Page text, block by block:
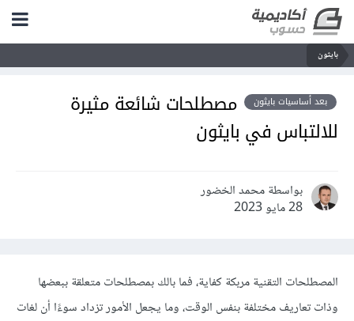
بايثون
بعد أساسيات بايثون
مصطلحات شائعة مثيرة
للالتباس في بايثون
بواسطة محمد الخضور
28 مايو 2023
المصطلحات التقنية مربكة كفاية، فما بالك بمصطلحات متعلقة ببعضها
وذات تعاريف مختلفة بنفس الوقت، وما يجعل الأمور تزداد سوءًا أن لغات